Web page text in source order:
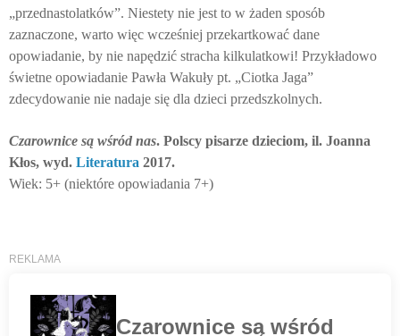
„przednastolatków”. Niestety nie jest to w żaden sposób
zaznaczone, warto więc wcześniej przekartkować dane
opowiadanie, by nie napędzić stracha kilkulatkowi! Przykładowo
świetne opowiadanie Pawła Wakuły pt. „Ciotka Jaga”
zdecydowanie nie nadaje się dla dzieci przedszkolnych.
Czarownice są wśród nas. Polscy pisarze dzieciom, il. Joanna
Kłos, wyd. Literatura 2017.
Wiek: 5+ (niektóre opowiadania 7+)